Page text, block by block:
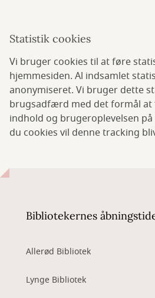
Statistik cookies
Vi bruger cookies til at føre
hjemmesiden. Al indsamlet
anonymiseret. Vi bruger dette
brugsadfærd med det formål
indhold og brugeroplevelsen
du cookies vil denne tracking
Bibliotekernes
Allerød Bibliotek
Lynge Bibliotek